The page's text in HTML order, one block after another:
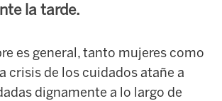
la tarde.
es general, tanto mujeres como
crisis de los cuidados atañe a
dignamente a lo largo de